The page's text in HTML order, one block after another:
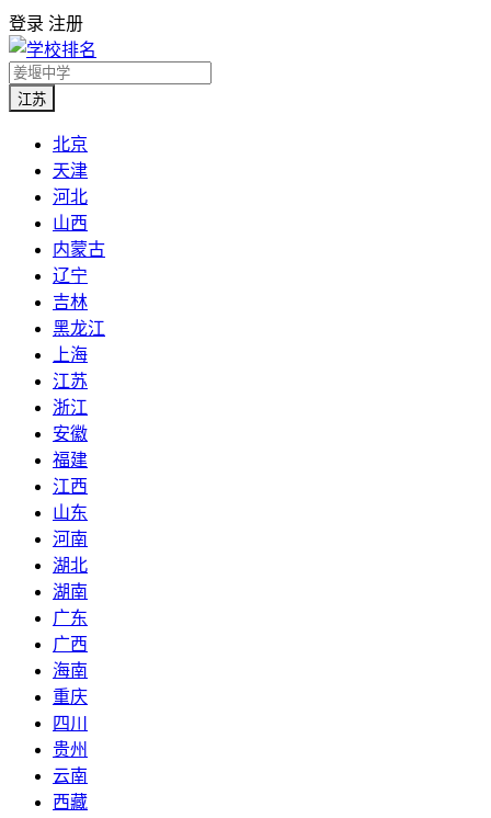
登录 注册
江苏
北京
天津
河北
山西
内蒙古
辽宁
吉林
黑龙江
上海
江苏
浙江
安徽
福建
江西
山东
河南
湖北
湖南
广东
广西
海南
重庆
四川
贵州
云南
西藏